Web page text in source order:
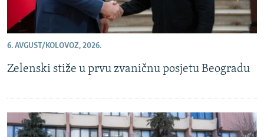
6. AVGUST/KOLOVOZ, 2026.
Zelenski stiže u prvu zvaničnu posjetu Beogradu